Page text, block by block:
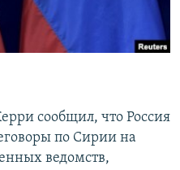
сообщил, что Россия
по Сирии на
ведомств,